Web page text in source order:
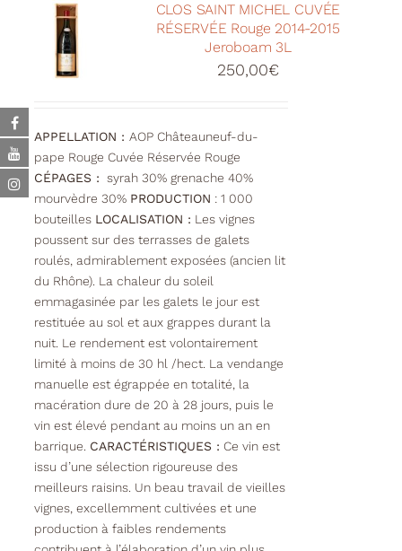
CLOS SAINT MICHEL CUVÉE
RÉSERVÉE Rouge 2014-2015
Jeroboam 3L
250,00€
APPELLATION : AOP Châteauneuf-du-
pape Rouge Cuvée Réservée Rouge
CÉPAGES : syrah 30% grenache 40%
mourvèdre 30% PRODUCTION : 1 000
bouteilles LOCALISATION : Les vignes
poussent sur des terrasses de galets
roulés, admirablement exposées (ancien lit
du Rhône). La chaleur du soleil
emmagasinée par les galets le jour est
restituée au sol et aux grappes durant la
nuit. Le rendement est volontairement
limité à moins de 30 hl /hect. La vendange
manuelle est égrappée en totalité, la
macération dure de 20 à 28 jours, puis le
vin est élevé pendant au moins un an en
barrique. CARACTÉRISTIQUES : Ce vin est
issu d’une sélection rigoureuse des
meilleurs raisins. Un beau travail de vieilles
vignes, excellemment cultivées et une
production à faibles rendements